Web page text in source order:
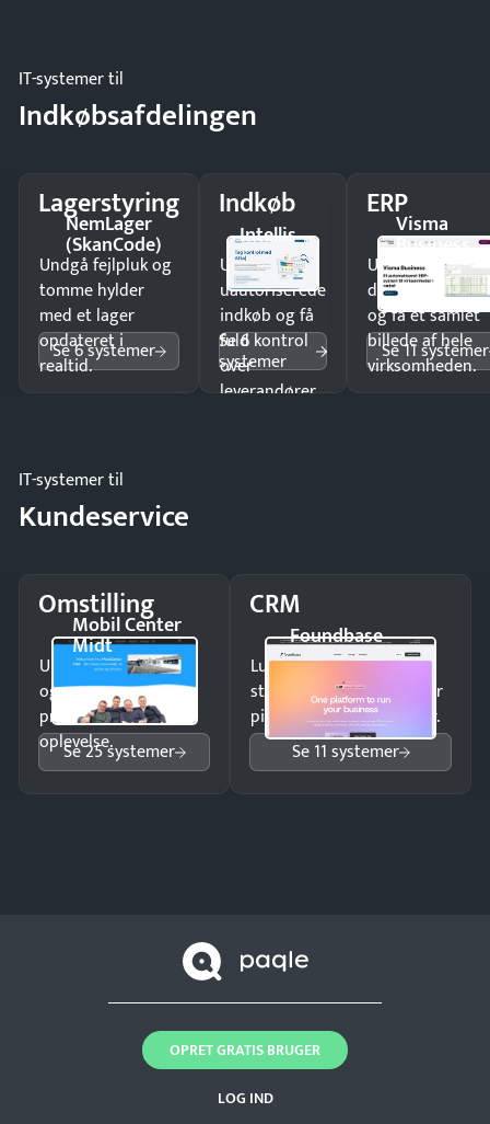
IT-systemer til
Indkøbsafdelingen
Lagerstyring
NemLager
(SkanCode)
Undgå fejlpluk og
tomme hylder
med et lager
opdateret i
realtid.
Se 6 systemer
Indkøb
Intellis
Undgå
uautoriserede
indkøb og få
fuld kontrol
over
leverandører
Se 6
systemer
ERPVisma
Business
Undgå
og få ét samlet
billede af hele
virksomheden.
Se 11 systemer
IT-systemer til
Kundeservice
Omstilling
Mobil Center
Midt
Undgå tabte opkald
og giv kunderne en
professionel
oplevelse.
Se 25 systemer
CRM
Foundbase
Luk flere salg med et
struktureret overblik over
pipeline og opfølgninger.
Se 11 systemer
LOG IND
OPRET GRATIS BRUGER